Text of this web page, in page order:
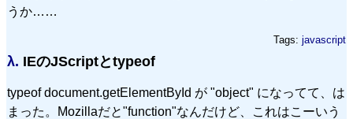
うか……
Tags: javascript
λ. IEのJScriptとtypeof
typeof document.getElementById が "object" になってて、は
まった。Mozillaだと"function"なんだけど、これはこーいう